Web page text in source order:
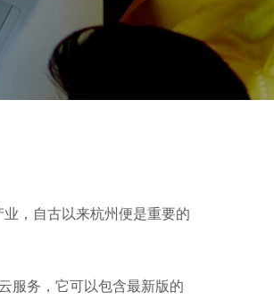
，自古以来杭州便是重要的
服务，它可以包含最新版的